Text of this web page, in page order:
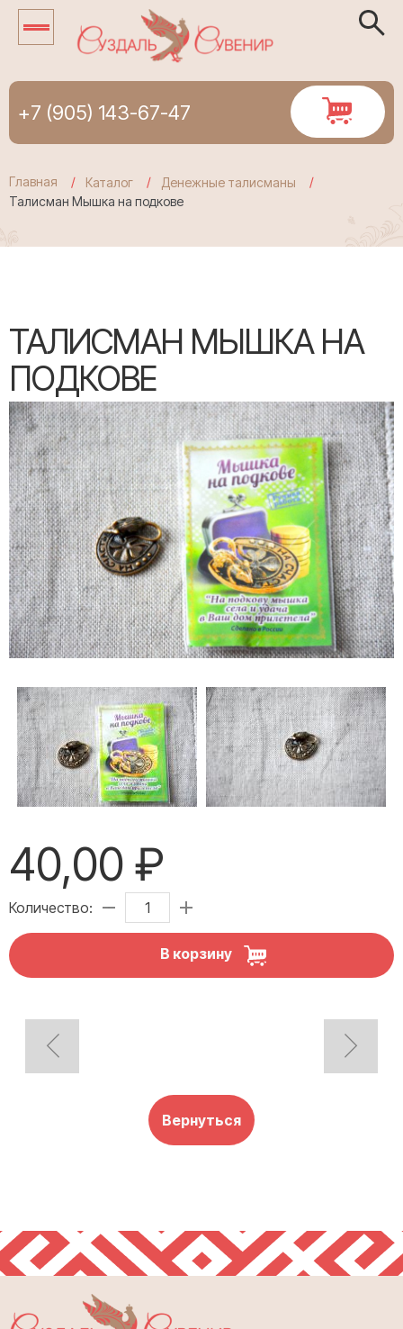
+7 (905) 143-67-47
Главная Каталог
Денежные талисманы
Талисман Мышка на подкове
ТАЛИСМАН МЫШКА НА
ПОДКОВЕ
40,00 ₽
Количество:
В корзину
Вернуться